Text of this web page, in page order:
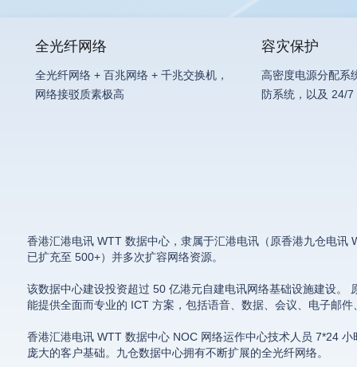
全光纤网络
全光纤网络 + 百兆网络 + 千兆交换机，
网络接驳质素极高
容灾保护
高密度电源分配系
防系统，以及 24/
香港汇港电讯 WTT 数据中心，隶属于汇港电讯（原香港九仓电
已扩充至 500+）并多次扩容网络资源。
该数据中心建设投资超过 50 亿港元自建电讯网络基础设施建设
能提供全面而专业的 ICT 方案，包括语音、数据、会议、电子邮
香港汇港电讯 WTT 数据中心 NOC 网络运作中心技术人员 7*24
庞大的客户基础。九仓数据中心拥有不断扩展的全光纤网络。